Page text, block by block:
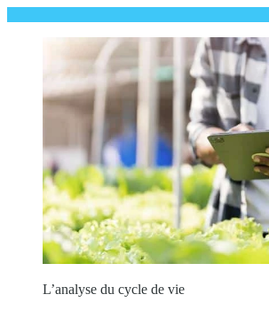
L’analyse du cycle de vie